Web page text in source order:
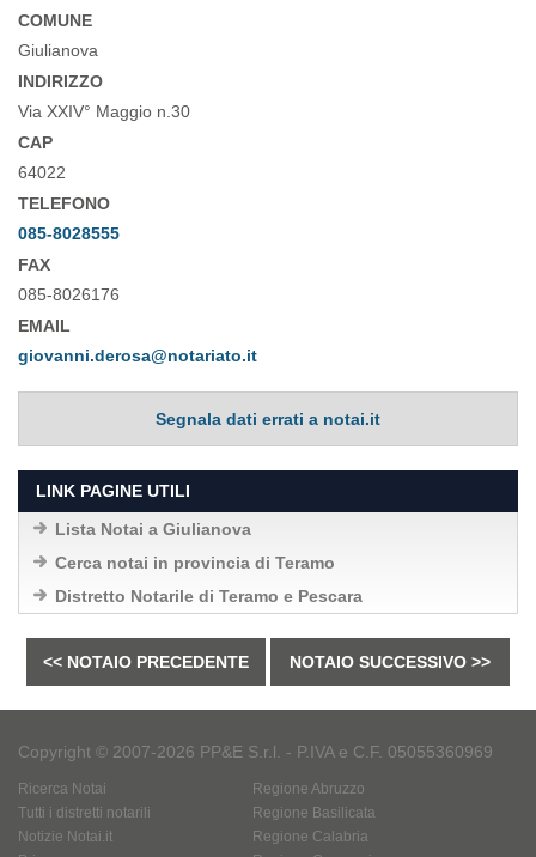
COMUNE
Giulianova
INDIRIZZO
Via XXIV° Maggio n.30
CAP
64022
TELEFONO
085-8028555
FAX
085-8026176
EMAIL
giovanni.derosa@notariato.it
Segnala dati errati a notai.it
LINK PAGINE UTILI
Lista Notai a Giulianova
Cerca notai in provincia di Teramo
Distretto Notarile di Teramo e Pescara
<< NOTAIO PRECEDENTE NOTAIO SUCCESSIVO >>
Copyright © 2007-2026 PP&E S.r.l. - P.IVA e C.F. 05055360969
Ricerca Notai
Tutti i distretti notarili
Notizie Notai.it
Regione Abruzzo
Regione Basilicata
Regione Calabria